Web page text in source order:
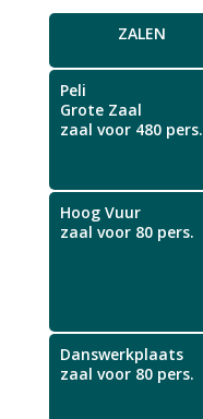
ZALEN
Peli
Grote Zaal
zaal voor 480 pers.
Hoog Vuur
zaal voor 80 pers.
Danswerkplaats
zaal voor 80 pers.